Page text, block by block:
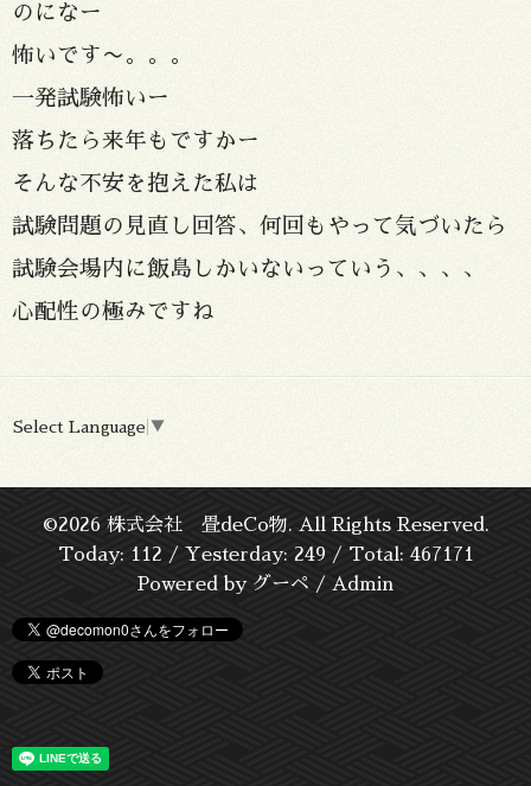
のになー
怖いです〜。。。
一発試験怖いー
落ちたら来年もですかー
そんな不安を抱えた私は
試験問題の見直し回答、何回もやって気づいたら
試験会場内に飯島しかいないっていう、、、、
心配性の極みですね
Select Language ▼
©2026 株式会社 畳deCo物. All Rights Reserved.
Today: 112 / Yesterday: 249 / Total: 467171
Powered by グーペ / Admin